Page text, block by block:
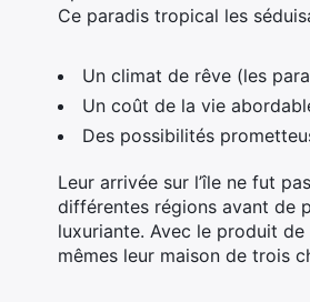
Ce paradis tropical les
Un climat de rêve (les
Un coût de la vie
Des possibilités
Leur arrivée sur l’île ne fut
différentes régions avant de
luxuriante. Avec le produit
mêmes leur maison de trois